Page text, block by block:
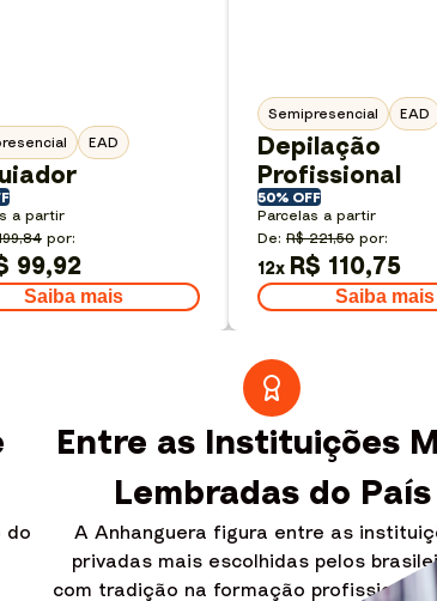
EAD
a partir
por:
99,92
Saiba mais
Semipresencial EAD
Depilação
Profissional
50% OFF
Parcelas a partir
De: R$ 221,50 por:
12x R$ 110,75
Saiba mais
do
Entre as Instituições
Lembradas do País
A Anhanguera figura entre as
privadas mais escolhidas pelos
com tradição na formação profissional e